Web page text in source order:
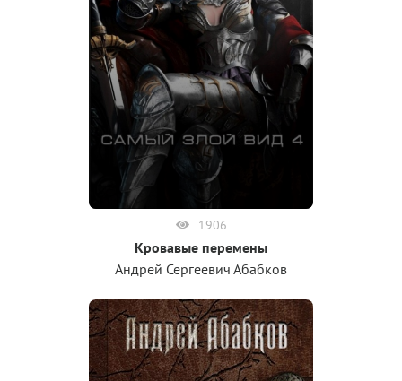
1906
Кровавые перемены
Андрей Сергеевич Абабков